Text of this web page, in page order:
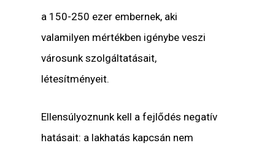
a 150-250 ezer embernek, aki
valamilyen mértékben igénybe veszi
városunk szolgáltatásait,
létesítményeit.
Ellensúlyoznunk kell a fejlődés negatív
hatásait: a lakhatás kapcsán nem